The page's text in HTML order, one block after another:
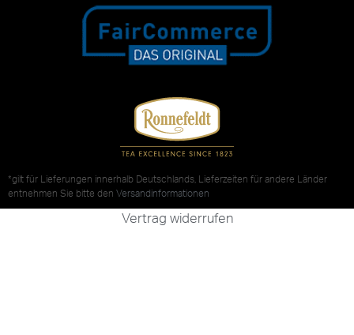
*gilt für Lieferungen innerhalb Deutschlands, Lieferzeiten für andere Länder
entnehmen Sie bitte den Versandinformationen
Vertrag widerrufen